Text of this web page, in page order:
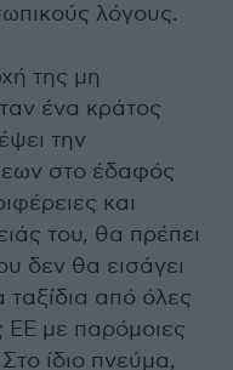
λόγους.
της μη
ένα κράτος
την
στο έδαφός
και
του, θα πρέπει
δεν θα εισάγει
ταξίδια από όλες
ΕΕ με παρόμοιες
ίδιο πνεύμα,